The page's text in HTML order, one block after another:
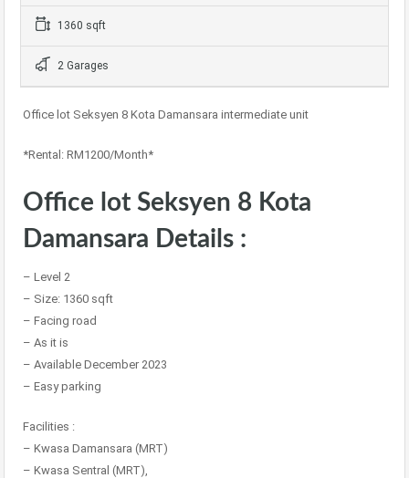
1360 sqft
2 Garages
Office lot Seksyen 8 Kota Damansara intermediate unit
*Rental: RM1200/Month*
Office lot Seksyen 8 Kota
Damansara Details :
– Level 2
– Size: 1360 sqft
– Facing road
– As it is
– Available December 2023
– Easy parking
Facilities :
– Kwasa Damansara (MRT)
– Kwasa Sentral (MRT),